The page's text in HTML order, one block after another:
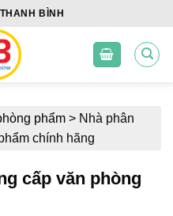
BÌNH
phẩm > Nhà phân
chính hãng
cấp văn phòng